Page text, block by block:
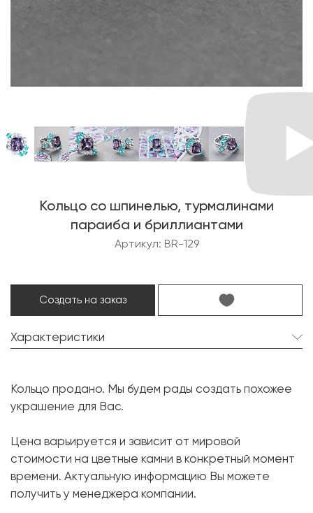
Кольцо со шпинелью, турмалинами
параиба и бриллиантами
Артикул: BR-129
Создать на заказ
Характеристики
Форма огранки:
Кушон
Форма огранки:
Бриллиант:
23 шт. 2.14 карат.
Форма огранки:
Кольцо продано. Мы будем рады создать похожее
украшение для Вас.
Цена варьируется и зависит от мировой
стоимости на цветные камни в конкретный момент
времени. Актуальную информацию Вы можете
получить у менеджера компании.